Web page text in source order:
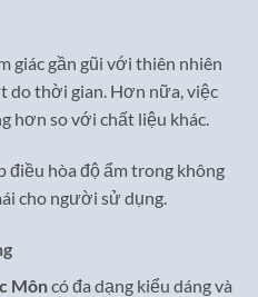
giác gần gũi với thiên nhiên
do thời gian. Hơn nữa, việc
hơn so với chất liệu khác.
điều hòa độ ẩm trong không
cho người sử dụng.
Môncó đa dạng kiểu dáng và